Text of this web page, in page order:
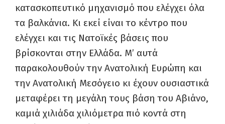
κατασκοπευτικό μηχανισμό που ελέγχει όλα
τα βαλκάνια. Κι εκεί είναι το κέντρο που
ελέγχει και τις Νατοϊκές βάσεις που
βρίσκονται στην Ελλάδα. Μ’ αυτά
παρακολουθούν την Ανατολική Ευρώπη και
την Ανατολική Μεσόγειο κι έχουν ουσιαστικά
μεταφέρει τη μεγάλη τους βάση του Αβιάνο,
καμιά χιλιάδα χιλιόμετρα πιό κοντά στη